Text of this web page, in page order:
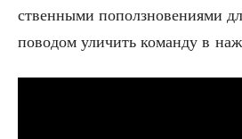
ствен­ны­ми пополз­но­ве­ни­я­ми
пово­дом ули­чить коман­ду в